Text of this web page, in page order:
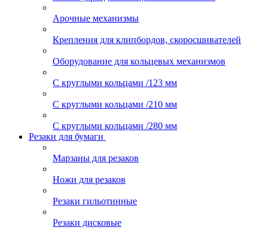
Арочные механизмы
Крепления для клипбордов, скоросшивателей
Оборудование для кольцевых механизмов
С круглыми кольцами /123 мм
С круглыми кольцами /210 мм
С круглыми кольцами /280 мм
Резаки для бумаги
Марзаны для резаков
Ножи для резаков
Резаки гильотинные
Резаки дисковые